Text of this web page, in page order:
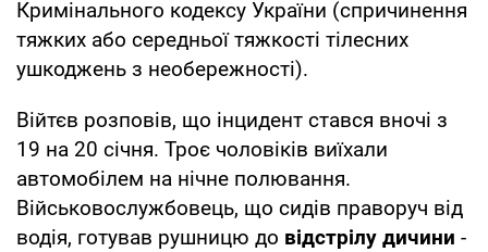
Кримінального кодексу України (спричинення
тяжких або середньої тяжкості тілесних
ушкоджень з необережності).
Війтєв розповів, що інцидент стався вночі з
19 на 20 січня. Троє чоловіків виїхали
автомобілем на нічне полювання.
Військовослужбовець, що сидів праворуч від
водія, готував рушницю до відстрілу дичини -